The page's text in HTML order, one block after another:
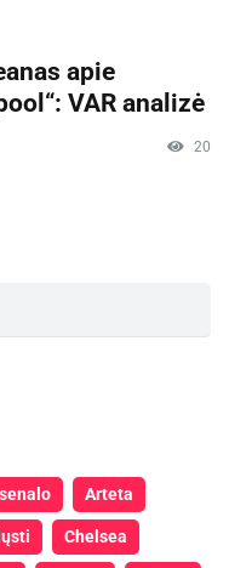
apie
VAR analizė
20
Arteta
Chelsea